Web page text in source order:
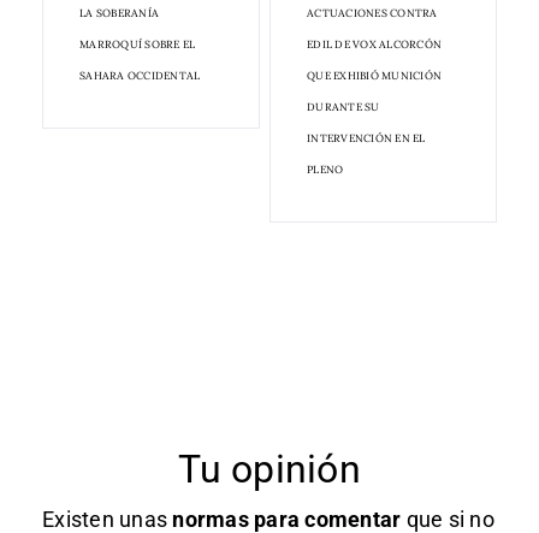
LA SOBERANÍA
MARROQUÍ SOBRE EL
SAHARA OCCIDENTAL
ACTUACIONES CONTRA
EDIL DE VOX ALCORCÓN
QUE EXHIBIÓ MUNICIÓN
DURANTE SU
INTERVENCIÓN EN EL
PLENO
Tu opinión
Existen unas normas para comentar que si no